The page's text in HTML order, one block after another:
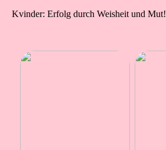
Kvinder: Erfolg durch Weisheit und Mut!